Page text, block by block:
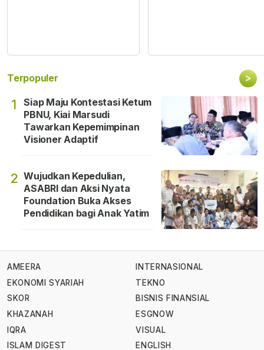
Terpopuler >
1
Siap Maju Kontestasi Ketum
PBNU, Kiai Marsudi
Tawarkan Kepemimpinan
Visioner Adaptif
2 Wujudkan Kepedulian,
ASABRI dan Aksi Nyata
Foundation Buka Akses
Pendidikan bagi Anak Yatim
AMEERA
EKONOMI SYARIAH
SKOR
KHAZANAH
IQRA
ISLAM DIGEST
INTERNASIONAL
TEKNO
BISNIS FINANSIAL
ESGNOW
VISUAL
ENGLISH